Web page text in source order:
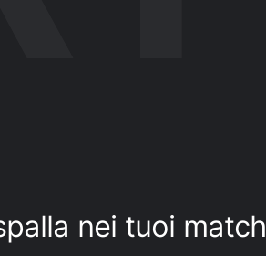
nei tuoi match